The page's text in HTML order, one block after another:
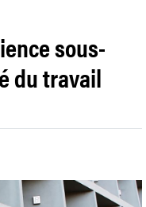
sous-
du travail